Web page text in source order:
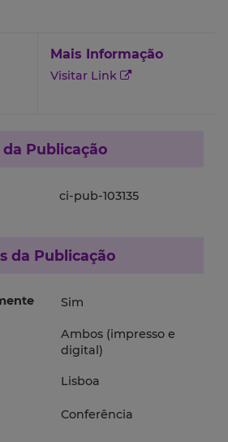
Mais Informação
Visitar Link
Publicação
ci-pub-103135
da Publicação
Sim
Ambos (impresso e
digital)
Lisboa
Conferência